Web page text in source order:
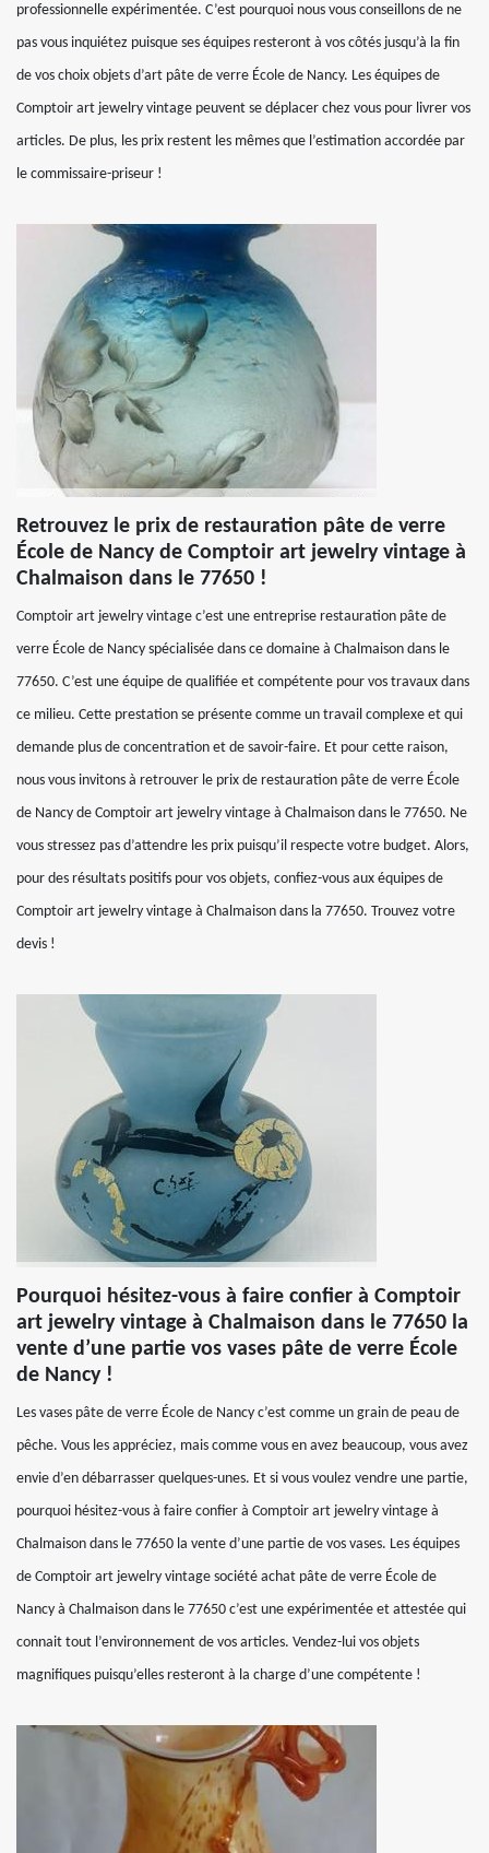
professionnelle expérimentée. C’est pourquoi nous vous conseillons de ne
pas vous inquiétez puisque ses équipes resteront à vos côtés jusqu’à la fin
de vos choix objets d’art pâte de verre École de Nancy. Les équipes de
Comptoir art jewelry vintage peuvent se déplacer chez vous pour livrer vos
articles. De plus, les prix restent les mêmes que l’estimation accordée par
le commissaire-priseur !
Retrouvez le prix de restauration pâte de verre
École de Nancy de Comptoir art jewelry vintage à
Chalmaison dans le 77650 !
Comptoir art jewelry vintage c’est une entreprise restauration pâte de
verre École de Nancy spécialisée dans ce domaine à Chalmaison dans le
77650. C’est une équipe de qualifiée et compétente pour vos travaux dans
ce milieu. Cette prestation se présente comme un travail complexe et qui
demande plus de concentration et de savoir-faire. Et pour cette raison,
nous vous invitons à retrouver le prix de restauration pâte de verre École
de Nancy de Comptoir art jewelry vintage à Chalmaison dans le 77650. Ne
vous stressez pas d’attendre les prix puisqu’il respecte votre budget. Alors,
pour des résultats positifs pour vos objets, confiez-vous aux équipes de
Comptoir art jewelry vintage à Chalmaison dans la 77650. Trouvez votre
devis !
Pourquoi hésitez-vous à faire confier à Comptoir
art jewelry vintage à Chalmaison dans le 77650 la
vente d’une partie vos vases pâte de verre École
de Nancy !
Les vases pâte de verre École de Nancy c’est comme un grain de peau de
pêche. Vous les appréciez, mais comme vous en avez beaucoup, vous avez
envie d’en débarrasser quelques-unes. Et si vous voulez vendre une partie,
pourquoi hésitez-vous à faire confier à Comptoir art jewelry vintage à
Chalmaison dans le 77650 la vente d’une partie de vos vases. Les équipes
de Comptoir art jewelry vintage société achat pâte de verre École de
Nancy à Chalmaison dans le 77650 c’est une expérimentée et attestée qui
connait tout l’environnement de vos articles. Vendez-lui vos objets
magnifiques puisqu’elles resteront à la charge d’une compétente !